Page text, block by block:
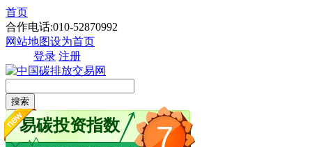
首页
合作电话:010-52870992
网站地图设为首页
登录 注册
搜索
7
易碳投资指数